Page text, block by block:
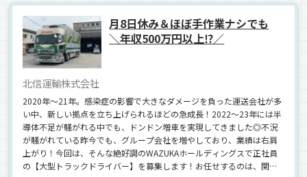
月8日休み＆ほぼ手作業ナシでも
＼年収500万円以上⁉／
北信運輸株式会社
2020年～21年。感染症の影響で大きなダメージを負った運送会社が多
い中、新しい拠点を立ち上げられるほどの急成長！2022～23年には半
導体不足が騒がれる中でも、ドンドン増車を実現してきました◎不況
が騒がれている昨今でも、グループ会社を増やしており、業績は右肩
上がり！今回は、そんな絶好調のWAZUKAホールディングスで正社員
の【大型トラックドライバー】を募集します！お任せするのは、関